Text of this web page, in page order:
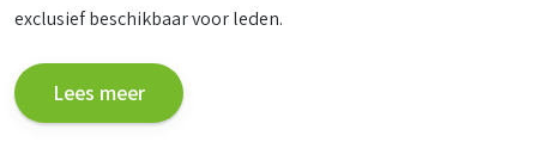
exclusief beschikbaar voor leden.
Lees meer